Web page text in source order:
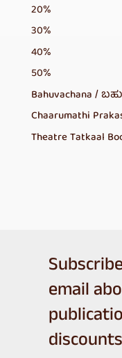
20%
30%
40%
50%
Bahuvachana /
Chaarumathi
Theatre Tatkaal
email
discounts